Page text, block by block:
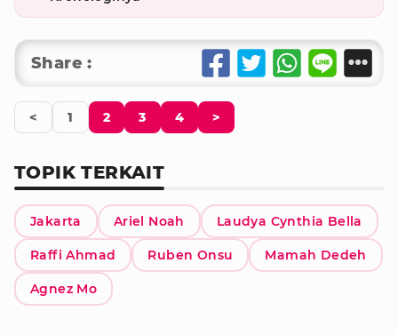
Share :
< 1 2 3 4 >
TOPIK TERKAIT
Jakarta Ariel Noah Laudya Cynthia Bella
Raffi Ahmad Ruben Onsu Mamah Dedeh
Agnez Mo